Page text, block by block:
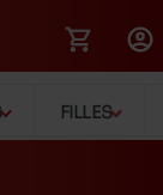
FILLES